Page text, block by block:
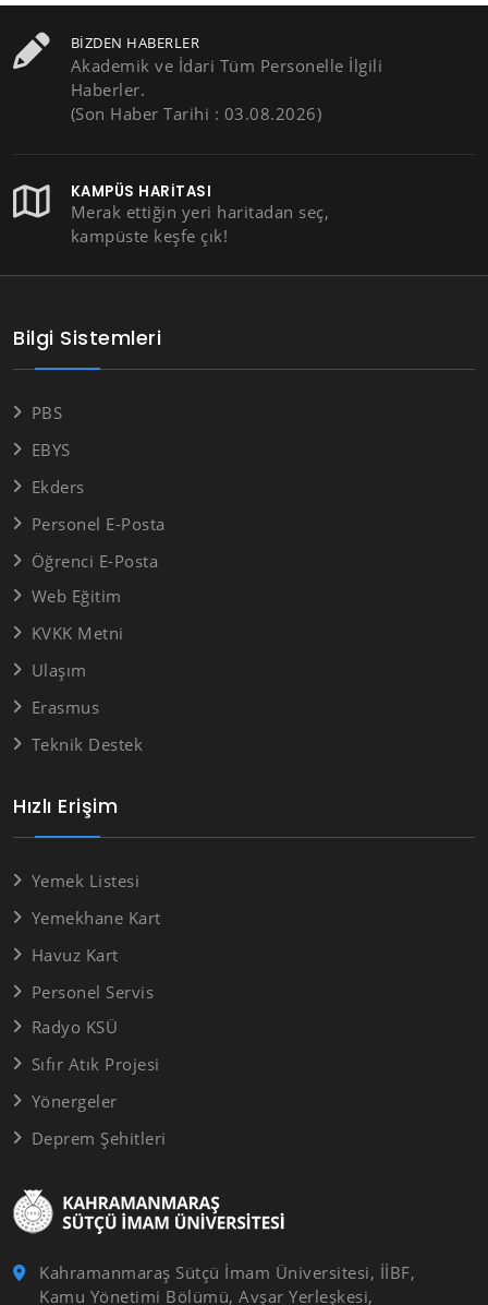
BIZDEN HABERLER
Akademik ve İdari Tüm Personelle İlgili
Haberler.
(Son Haber Tarihi : 03.08.2026)
KAMPÜS HARITASI
Merak ettiğin yeri haritadan seç,
kampüste keşfe çık!
Kahramanmaraş Sütçü İmam Üniversitesi, İİBF,
Kamu Yönetimi Bölümü, Avşar Yerleşkesi,
Hızlı Erişim
Yemek Listesi
Yemekhane Kart
Havuz Kart
Personel Servis
Radyo KSÜ
Sıfır Atık Projesi
Yönergeler
Deprem Şehitleri
Bilgi Sistemleri
PBS
EBYS
Ekders
Personel E-Posta
Öğrenci E-Posta
Web Eğitim
KVKK Metni
Ulaşım
Erasmus
Teknik Destek